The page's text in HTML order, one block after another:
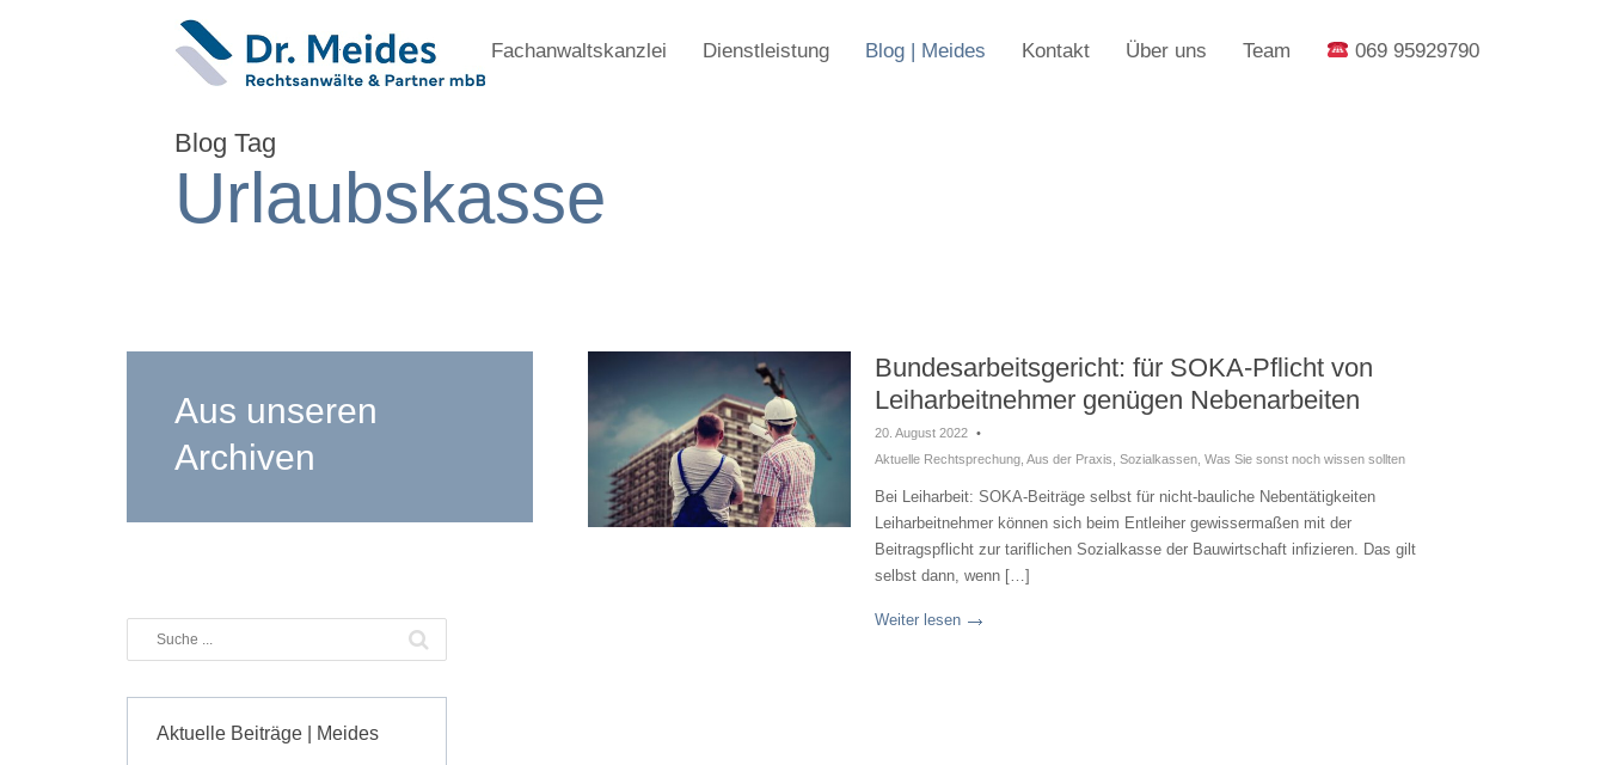
Fachanwaltskanzlei Dienstleistung Blog | Meides Kontakt Über uns Team 069 95929790
Blog Tag
Urlaubskasse
Aus unseren
Archiven
Bundesarbeitsgericht: für SOKA-Pflicht von
Leiharbeitnehmer genügen Nebenarbeiten
20. August 2022 •
Aktuelle Rechtsprechung Aus der Praxis Sozialkassen Was Sie sonst noch wissen sollten
Bei Leiharbeit: SOKA-Beiträge selbst für nicht-bauliche Nebentätigkeiten
Leiharbeitnehmer können sich beim Entleiher gewissermaßen mit der
Beitragspflicht zur tariflichen Sozialkasse der Bauwirtschaft infizieren. Das gilt
selbst dann, wenn […]
Weiter lesen
Aktuelle Beiträge | Meides